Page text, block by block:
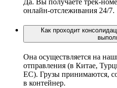
онлайн-отслеживания 24/7.
Как проходит
Она осуществляется на
отправления (в Китае,
ЕС). Грузы принимаются,
в контейнер.